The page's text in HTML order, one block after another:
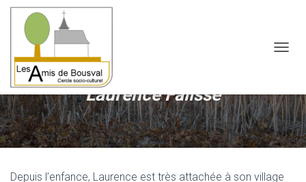
Laurence Falisse
Depuis l’enfance, Laurence est très attachée à son village